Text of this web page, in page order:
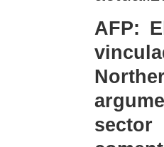
AFP:
sector